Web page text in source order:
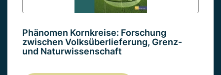
Phänomen Kornkreise: Forschung
zwischen Volksüberlieferung, Grenz-
und Naturwissenschaft